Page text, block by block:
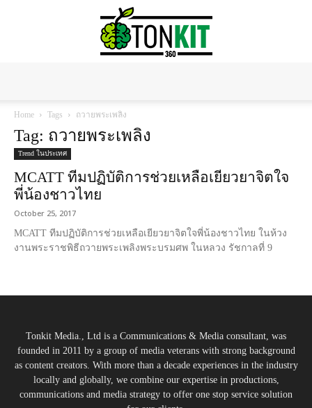
Home Tags ถวายพระเพลิง
Tag: ถวายพระเพลิง
Trend ในประเทศ
MCATT ทีมปฏิบัติการช่วยเหลือเยียวยาจิตใจ
พี่น้องชาวไทย
October 25, 2017
MCATT ทีมปฏิบัติการช่วยเหลือเยียวยาจิตใจพี่น้องชาวไทย ในห้วง
งานพระราชพิธีถวายพระเพลิงพระบรมศพ ในหลวง รัชกาลที่ 9
Tonkit Media., Ltd is a Communications & Media consultant, was
founded in 2011 by a group of media veterans with strong background
as content creators. With more than a decade experiences in the industry
locally and globally, we combine our expertise in productions,
communications and media strategy to offer one stop service solution